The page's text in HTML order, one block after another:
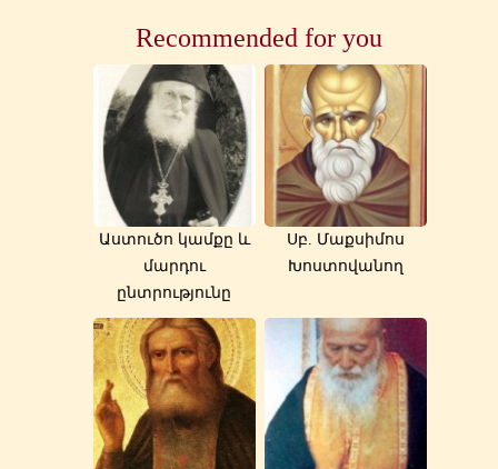
Recommended for you
Աստուծո կամքը և
մարդու
ընտրությունը
Սբ. Մաքսիմոս
Խոստովանող